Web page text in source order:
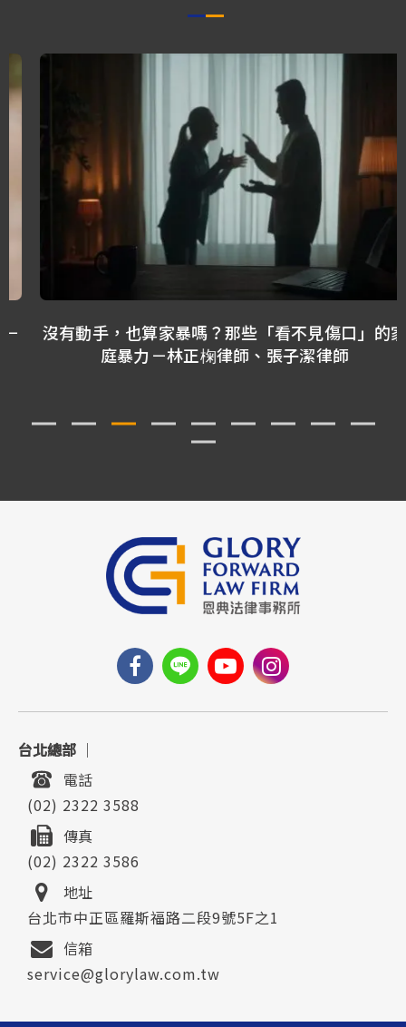
沒有動手，也算家暴嗎？那些「看不見傷口」的家
庭暴力－林正椈律師、張子潔律師
台北總部 ｜
地址
台北市中正區羅斯福路二段9號5F之1
電話
(02) 2322 3588
傳真
(02) 2322 3586
信箱
service@glorylaw.com.tw